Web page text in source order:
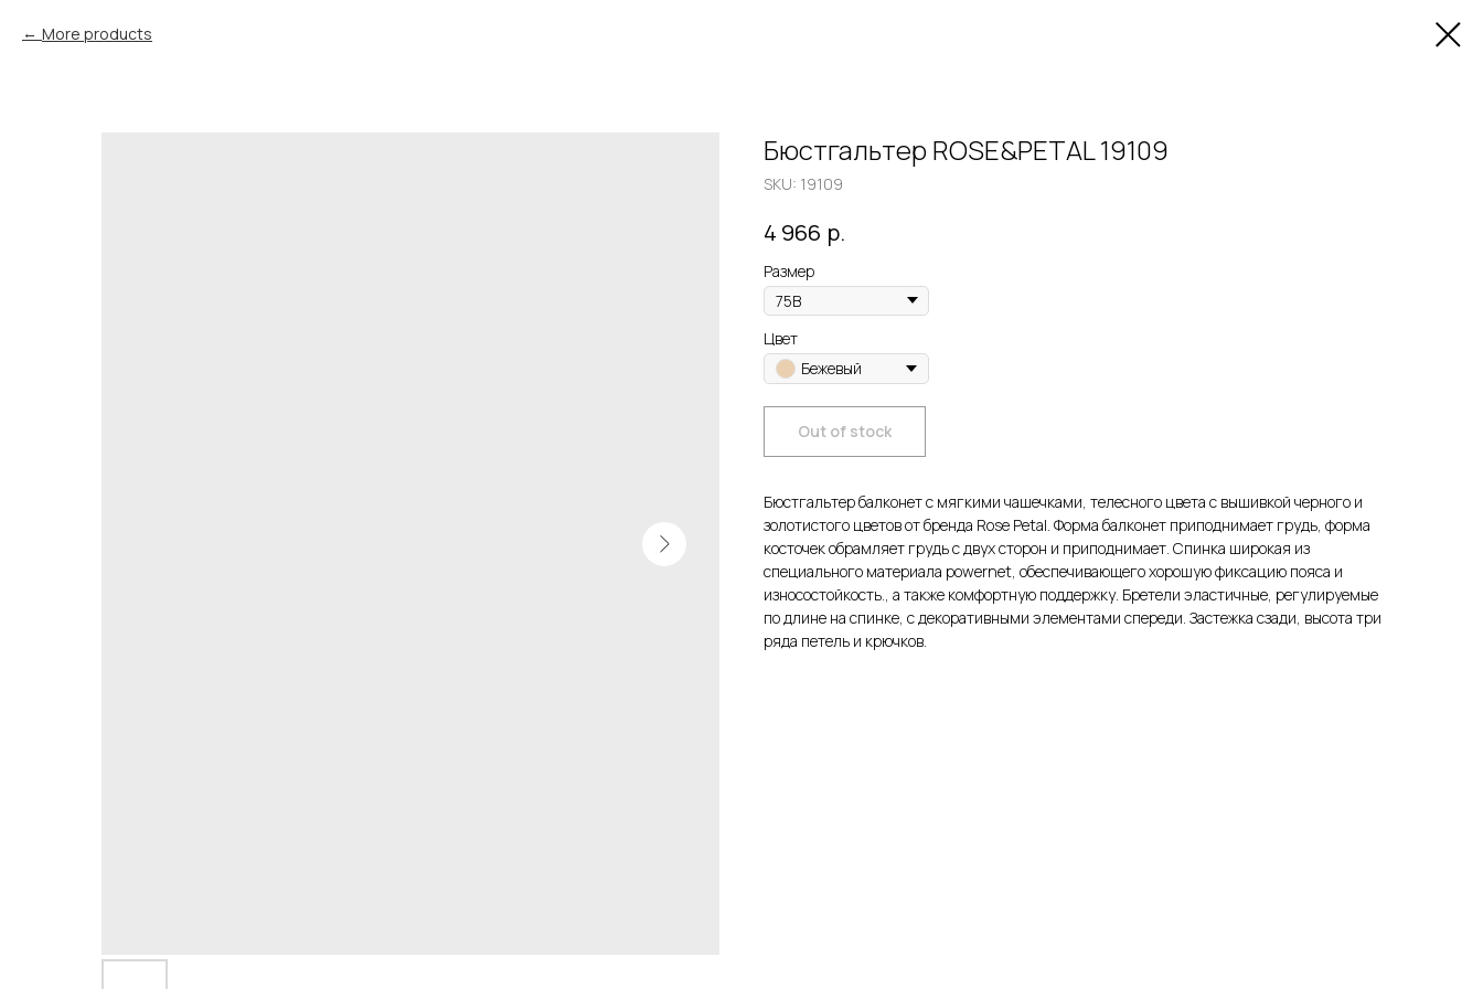
More products
Бюстгальтер ROSE&PETAL 19109
SKU: 19109
4 966 р.
Размер
Цвет
Бежевый
Out of stock
Бюстгальтер балконет с мягкими чашечками, телесного цвета с вышивкой черного и
золотистого цветов от бренда Rose Petal. Форма балконет приподнимает грудь, форма
косточек обрамляет грудь с двух сторон и приподнимает. Спинка широкая из
специального материала powernet, обеспечивающего хорошую фиксацию пояса и
износостойкость., а также комфортную поддержку. Бретели эластичные, регулируемые
по длине на спинке, с декоративными элементами спереди. Застежка сзади, высота три
ряда петель и крючков.